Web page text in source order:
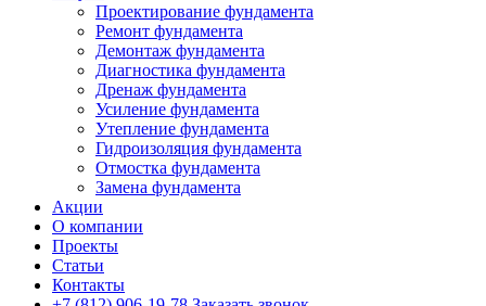
Проектирование фундамента
Ремонт фундамента
Демонтаж фундамента
Диагностика фундамента
Дренаж фундамента
Усиление фундамента
Утепление фундамента
Гидроизоляция фундамента
Отмостка фундамента
Замена фундамента
Акции
О компании
Проекты
Статьи
Контакты